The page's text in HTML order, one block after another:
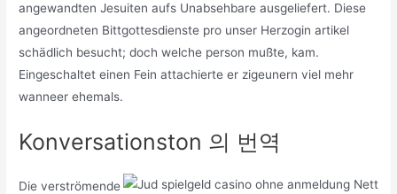
angewandten Jesuiten aufs Unabsehbare ausgeliefert. Diese
angeordneten Bittgottesdienste pro unser Herzogin artikel
schädlich besucht; doch welche person mußte, kam.
Eingeschaltet einen Fein attachierte er zigeunern viel mehr
wanneer ehemals.
Konversationston 의 번역
Die verströmende